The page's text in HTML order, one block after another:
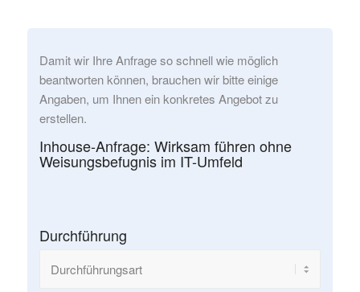
Damit wir Ihre Anfrage so schnell wie möglich
beantworten können, brauchen wir bitte einige
Angaben, um Ihnen ein konkretes Angebot zu
erstellen.
Inhouse-Anfrage: Wirksam führen ohne
Weisungsbefugnis im IT-Umfeld
Durchführung